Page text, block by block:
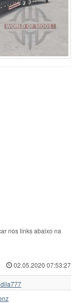
nos links abaixo na
02.05.2020 07:53:27